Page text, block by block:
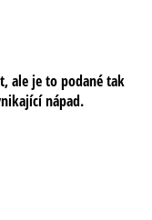
ale je to podané tak
nápad.